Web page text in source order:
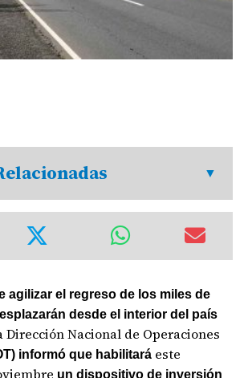
agilizar el regreso de los miles de
desde el interior del país
Dirección Nacional de Operaciones
informó que habilitará este
un dispositivo de inversión